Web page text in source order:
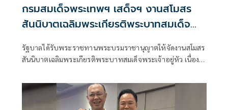
กรมสมเด็จพระเทพฯ เสด็จฯ งานสโมสร
สันนิบาตเฉลิมพระเกียรติพระบาทสมเด็จ
รัฐบาลได้รับพระราชทานพระบรมราชานุญาตให้จัดงานสโมสร
สันนิบาตเฉลิมพระเกียรติพระบาทสมเด็จพระเจ้าอยู่หัว เนื่อง
ไมตรี ทำเนียบรัฐบาล